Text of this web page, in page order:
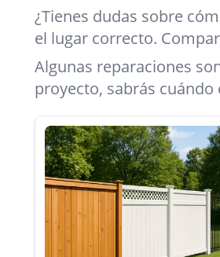
¿Tienes dudas sobre
el lugar correcto.
Algunas reparaciones
proyecto, sabrás